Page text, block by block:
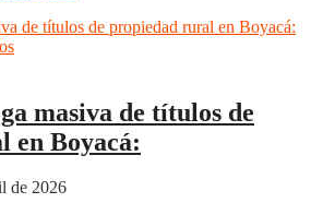
masiva de títulos de
en Boyacá:
de 2026